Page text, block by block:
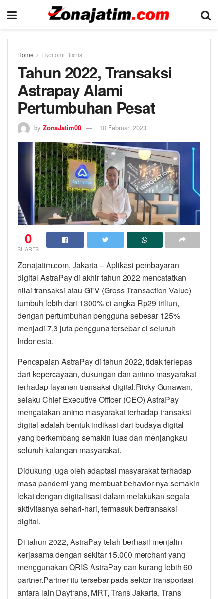
Home Ekonomi Bisnis
Tahun 2022, Transaksi
Astrapay Alami
Pertumbuhan Pesat
by ZonaJatim00 10 Februari 2023
0
SHARES
Zonajatim.com, Jakarta – Aplikasi pembayaran
digital AstraPay di akhir tahun 2022 mencatatkan
nilai transaksi atau GTV (Gross Transaction Value)
tumbuh lebih dari 1300% di angka Rp29 triliun,
dengan pertumbuhan pengguna sebesar 125%
menjadi 7,3 juta pengguna tersebar di seluruh
Indonesia.
Pencapaian AstraPay di tahun 2022, tidak terlepas
dari kepercayaan, dukungan dan animo masyarakat
terhadap layanan transaksi digital.Ricky Gunawan,
selaku Chief Executive Officer (CEO) AstraPay
mengatakan animo masyarakat terhadap transaksi
digital adalah bentuk indikasi dari budaya digital
yang berkembang semakin luas dan menjangkau
seluruh kalangan masyarakat.
Didukung juga oleh adaptasi masyarakat terhadap
masa pandemi yang membuat behavior-nya semakin
lekat dengan digitalisasi dalam melakukan segala
aktivitasnya sehari-hari, termasuk bertransaksi
digital.
Di tahun 2022, AstraPay telah berhasil menjalin
kerjasama dengan sekitar 15.000 merchant yang
menggunakan QRIS AstraPay dan kurang lebih 60
partner.Partner itu tersebar pada sektor transportasi
antara lain Daytrans, MRT, Trans Jakarta, Trans